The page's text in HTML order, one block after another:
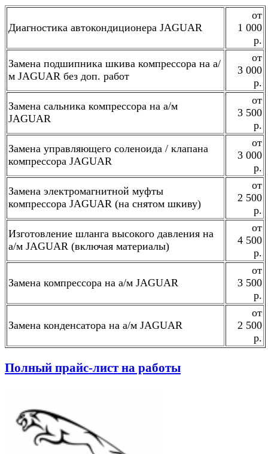
Диагностика автокондиционера JAGUAR
от
1 000
р.
Замена подшипника шкива компрессора на а/
м JAGUAR без доп. работ
от
3 000
р.
Замена сальника компрессора на а/м
JAGUAR
от
3 500
р.
Замена управляющего соленоида / клапана
компрессора JAGUAR
от
3 000
р.
Замена электромагнитной муфты
компрессора JAGUAR (на снятом шкиву)
от
2 500
р.
Изготовление шланга высокого давления на
а/м JAGUAR (включая материалы)
от
4 500
р.
Замена компрессора на а/м JAGUAR
от
3 500
р.
Замена конденсатора на а/м JAGUAR
от
2 500
р.
Полный прайс-лист на работы